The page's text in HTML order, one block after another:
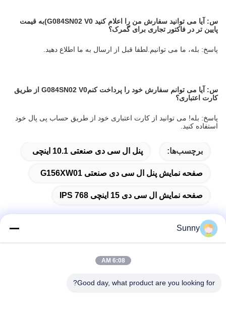
س: آیا می توانید سفارش من را اعلام کنید G084SN02 V0) به قیمت
پایین تر در فاکتور تجاری برای گمرک؟
پاسخ: بله، ما می توانیم.لطفا قبل از ارسال به ما اطلاع دهید.
س: آیا می توانم سفارش خود را پرداخت کنمG084SN02 V0 از طریق
کارت اعتباری؟
پاسخ: بله! می توانید از کارت اعتباری خود از طریق حساب پی پال خود
استفاده کنید.
برچسب‌ها: پنل ال سی دی صنعتی 10.1 اینچی
صفحه نمایش پنل ال سی دی صنعتی G156XW01
صفحه نمایش ال سی دی 15 اینچی IPS 768
آدرس
Sunny
6:08 AM
Good day, what product are you looking for?